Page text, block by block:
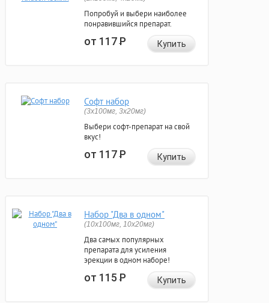
Попробуй и выбери наиболее
понравившийся препарат.
от 117Р Купить
Софт набор
(3x100мг, 3x20мг)
Выбери софт-препарат на свой
вкус!
от 117Р Купить
Набор "Два в одном"
(10x100мг, 10x20мг)
Два самых популярных
препарата для усиления
эрекции в одном наборе!
от 115Р Купить